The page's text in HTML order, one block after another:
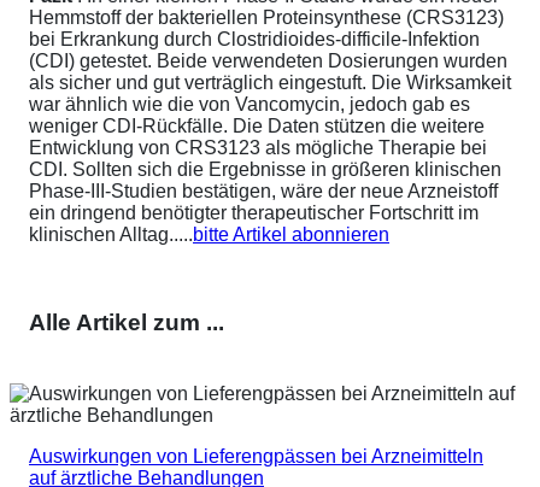
Hemmstoff der bakteriellen Proteinsynthese (CRS3123)
bei Erkrankung durch Clostridioides-difficile-Infektion
(CDI) getestet. Beide verwendeten Dosierungen wurden
als sicher und gut verträglich eingestuft. Die Wirksamkeit
war ähnlich wie die von Vancomycin, jedoch gab es
weniger CDI-Rückfälle. Die Daten stützen die weitere
Entwicklung von CRS3123 als mögliche Therapie bei
CDI. Sollten sich die Ergebnisse in größeren klinischen
Phase-III-Studien bestätigen, wäre der neue Arzneistoff
ein dringend benötigter therapeutischer Fortschritt im
klinischen Alltag.....bitte Artikel abonnieren
Alle Artikel zum ...
Auswirkungen von Lieferengpässen bei Arzneimitteln
auf ärztliche Behandlungen